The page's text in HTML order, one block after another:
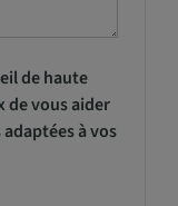
de haute
de vous aider
à vos